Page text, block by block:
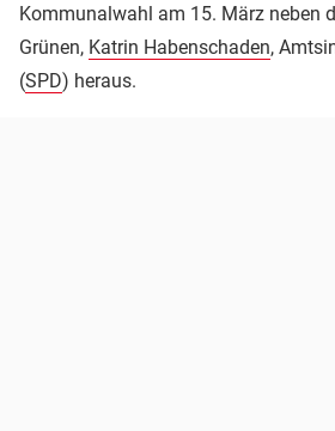
Kommunalwahl am 15. März neben
Grünen, Katrin Habenschaden,
(SPD) heraus.